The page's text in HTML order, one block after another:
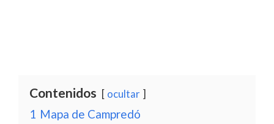
Contenidos ocultar
1 Mapa de Campredó